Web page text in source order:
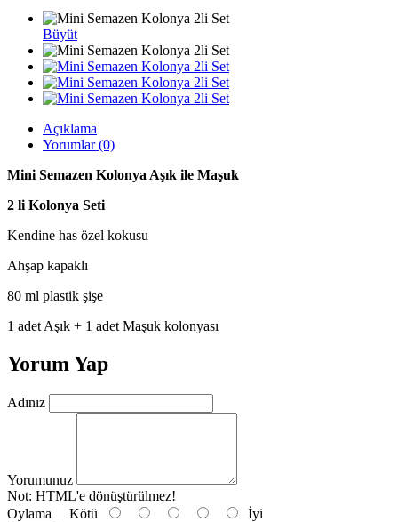
Büyüt
Açıklama
Yorumlar (0)
Mini Semazen Kolonya Aşık ile Maşuk
2 li Kolonya Seti
Kendine has özel kokusu
Ahşap kapaklı
80 ml plastik şişe
1 adet Aşık + 1 adet Maşuk kolonyası
Yorum Yap
Adınız
Yorumunuz
Not: HTML'e dönüştürülmez!
Oylama Kötü İyi